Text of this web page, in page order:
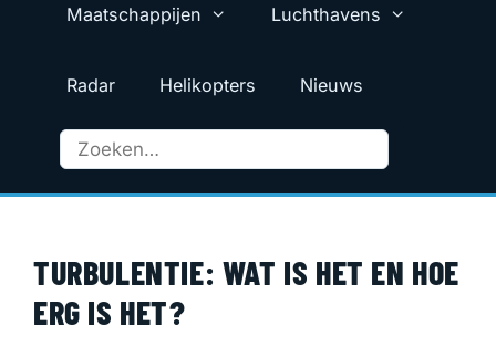
Maatschappijen Luchthavens
Radar Helikopters Nieuws
TURBULENTIE: WAT IS HET EN HOE
ERG IS HET?